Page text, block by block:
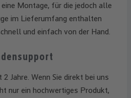
Montage, für die jedoch alle
im Lieferumfang enthalten
und einfach von der Hand.
Jahre. Wenn Sie direkt bei uns
nur ein hochwertiges Produkt,